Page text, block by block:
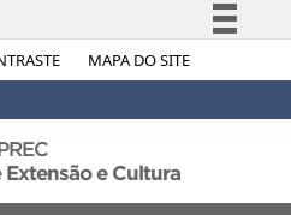
MAPA DO SITE
Simplifique!
Acesso à informação
Legislação
Extensão e Cultura